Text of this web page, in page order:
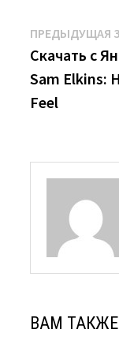
по
записям
ПРЕДЫДУЩАЯ
Скачать с
Sam Elkins:
Feel
ВАМ